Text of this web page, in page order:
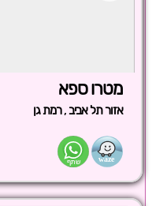
מטרו ספא
אזור תל אביב,רמת גן